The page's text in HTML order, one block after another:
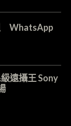
WhatsApp
遠攝王 Sony